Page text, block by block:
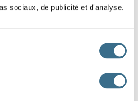
sociaux, de publicité et d'analyse.